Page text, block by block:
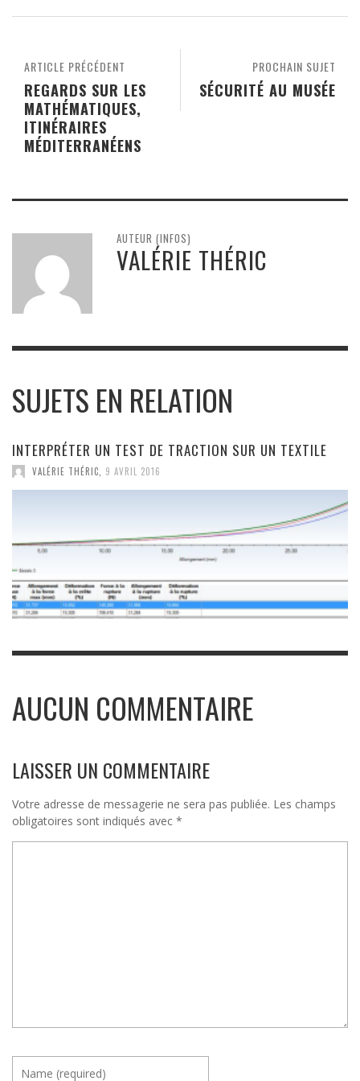
PROCHAIN SUJET
SÉCURITÉ AU MUSÉE
ARTICLE PRÉCÉDENT
REGARDS SUR LES
MATHÉMATIQUES,
ITINÉRAIRES
MÉDITERRANÉENS
AUTEUR (INFOS)
VALÉRIE THÉRIC
SUJETS EN RELATION
INTERPRÉTER UN TEST DE TRACTION SUR UN TEXTILE
VALÉRIE THÉRIC 9 AVRIL 2016
AUCUN COMMENTAIRE
LAISSER UN COMMENTAIRE
Votre adresse de messagerie ne sera pas publiée. Les champs
obligatoires sont indiqués avec *